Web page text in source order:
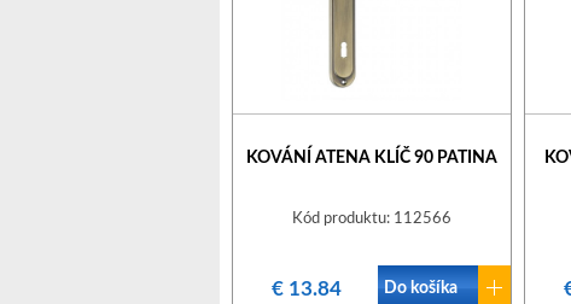
KOVÁNÍ ATENA KLÍČ 90 PATINA
Kód produktu: 112566
€ 13.84 Do košíka